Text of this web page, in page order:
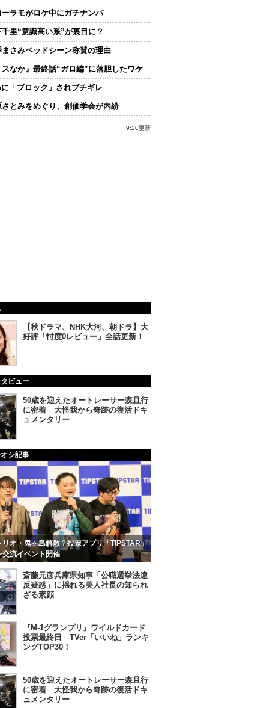
ーラモがロケ中にガチナンパ
里“意識高い系”が裏目に？
まさみベッドシーン称賛の理由
スなか』最終話“ガロ編”に落胆したワケ
「ブロック」されブチギレ
さとみをめぐり、創価学会が内紛
9:20更新
【秋ドラマ、NHK大河、朝ドラ】大
好評「忖度0レビュー」全話更新！
ビュー
50歳を迎えたオートレーサー森且行
に密着 大怪我から奇跡の復活ドキ
ュメンタリー
シ記事
リオ・鬼ヶ島解散？投票アプリ「TIPSTAR」
交流イベント開催
斎藤元彦兵庫県知事「公職選挙法違
反疑惑」に揺れる美人社長の知られ
ざる素顔
『M-1グランプリ』ワイルドカード
投票最終日 TVer「いいね」ランキ
ングTOP30！
50歳を迎えたオートレーサー森且行
に密着 大怪我から奇跡の復活ドキ
ュメンタリー